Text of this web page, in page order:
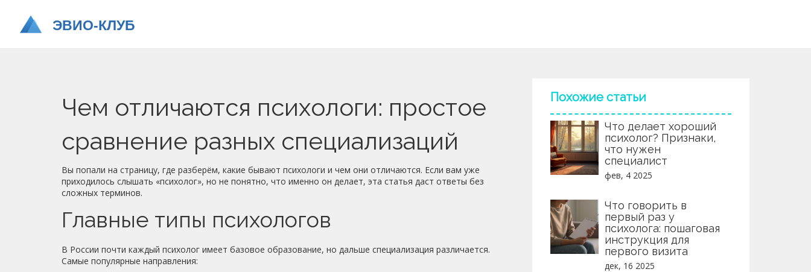
Чем отличаются психологи: простое
сравнение разных специализаций
Вы попали на страницу, где разберём, какие бывают психологи и чем они отличаются. Если вам уже
приходилось слышать «психолог», но не понятно, что именно он делает, эта статья даст ответы без
сложных терминов.
Главные типы психологов
В России почти каждый психолог имеет базовое образование, но дальше специализация различается.
Самые популярные направления:
Похожие статьи
Что делает хороший
психолог? Признаки,
что нужен
специалист
фев, 4 2025
Что говорить в
первый раз у
психолога: пошаговая
инструкция для
первого визита
дек, 16 2025